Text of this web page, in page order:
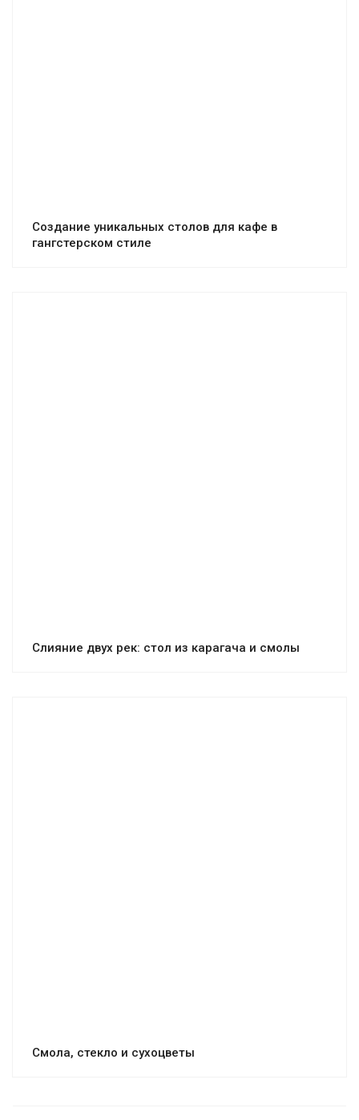
Создание уникальных столов для кафе в
гангстерском стиле
Слияние двух рек: стол из карагача и смолы
Смола, стекло и сухоцветы